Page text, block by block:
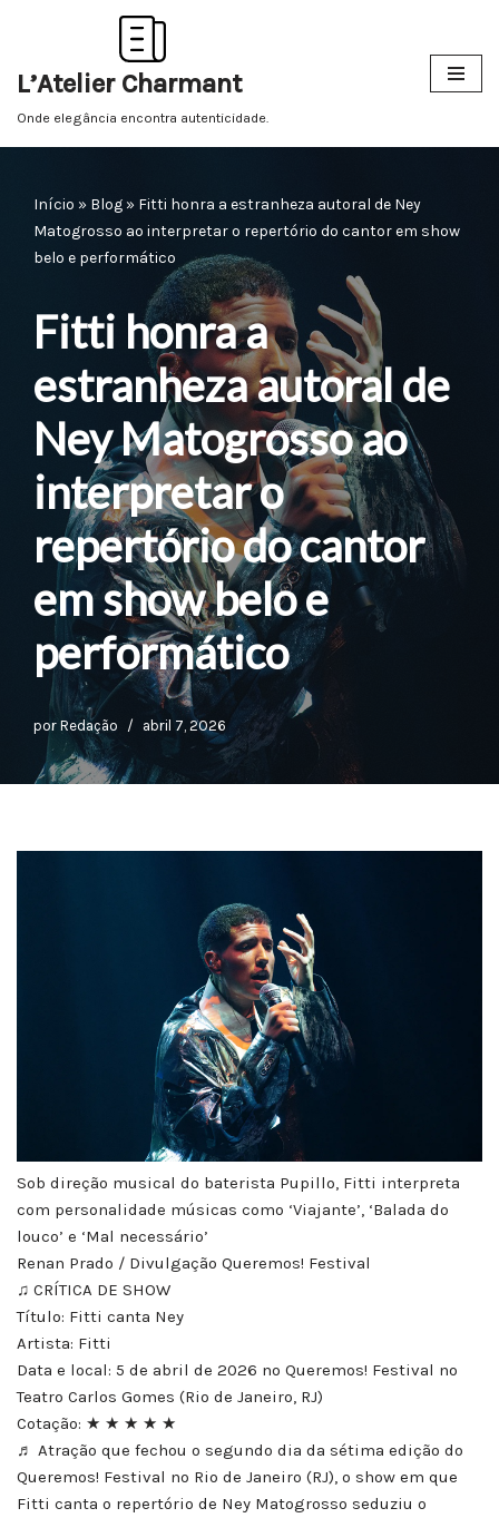
para
o
L’Atelier Charmant
Onde elegância encontra autenticidade.
Início » Blog » Fitti honra a estranheza autoral de Ney
Matogrosso ao interpretar o repertório do cantor em show
belo e performático
Fitti honra a
estranheza autoral de
Ney Matogrosso ao
interpretar o
repertório do cantor
em show belo e
performático
por Redação abril 7, 2026
Sob direção musical do baterista Pupillo, Fitti interpreta
com personalidade músicas como ‘Viajante’, ‘Balada do
louco’ e ‘Mal necessário’
Renan Prado / Divulgação Queremos! Festival
♫ CRÍTICA DE SHOW
Título: Fitti canta Ney
Artista: Fitti
Data e local: 5 de abril de 2026 no Queremos! Festival no
Teatro Carlos Gomes (Rio de Janeiro, RJ)
Cotação: ★ ★ ★ ★ ★
♬ Atração que fechou o segundo dia da sétima edição do
Queremos! Festival no Rio de Janeiro (RJ), o show em que
Fitti canta o repertório de Ney Matogrosso seduziu o